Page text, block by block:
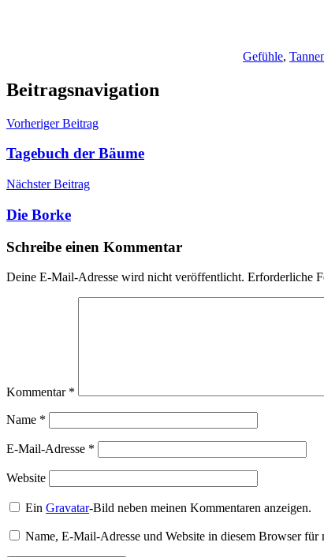
Gefühle,
Beitragsnavigation
Vorheriger Beitrag
Tagebuch der Bäume
Nächster Beitrag
Die Borke
Schreibe einen Kommentar
Deine E-Mail-Adresse wird nicht veröffentlicht. Erforderliche
Kommentar *
Name *
E-Mail-Adresse *
Website
EinGravatar-Bild neben meinen Kommentaren anzeigen.
Name, E-Mail-Adresse und Website in diesem Browser für